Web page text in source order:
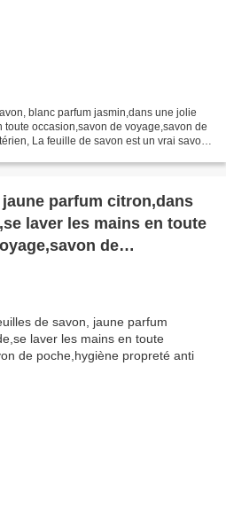
blanc parfum jasmin,dans une jolie
occasion,savon de voyage,savon de
La feuille de savon est un vrai savon
parfum citron,dans
laver les mains en toute
de